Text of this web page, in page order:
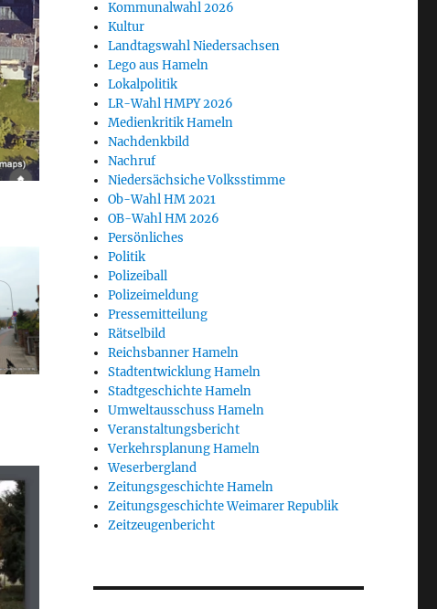
Kommunalwahl 2026
Kultur
Landtagswahl Niedersachsen
Lego aus Hameln
Lokalpolitik
LR-Wahl HMPY 2026
Medienkritik Hameln
Nachdenkbild
Nachruf
Niedersächsiche Volksstimme
Ob-Wahl HM 2021
OB-Wahl HM 2026
Persönliches
Politik
Polizeiball
Polizeimeldung
Pressemitteilung
Rätselbild
Reichsbanner Hameln
Stadtentwicklung Hameln
Stadtgeschichte Hameln
Umweltausschuss Hameln
Veranstaltungsbericht
Verkehrsplanung Hameln
Weserbergland
Zeitungsgeschichte Hameln
Zeitungsgeschichte Weimarer Republik
Zeitzeugenbericht